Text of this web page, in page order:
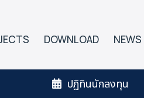
DOWNLOAD NEWS
ปฏิทินนักลงทุน